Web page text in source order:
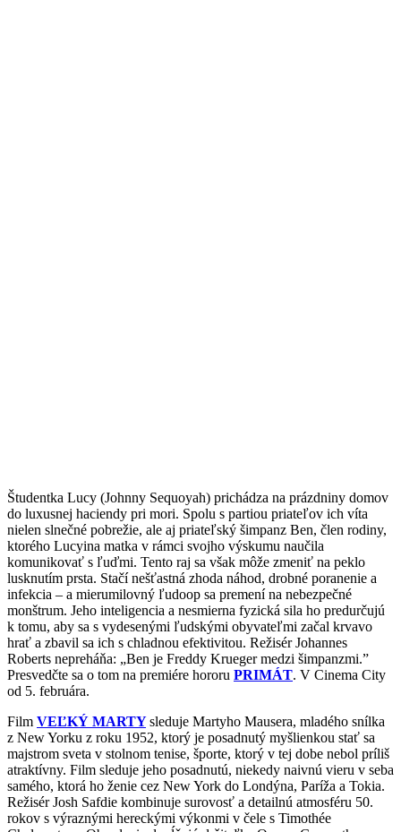
Študentka Lucy (Johnny Sequoyah) prichádza na prázdniny domov
do luxusnej haciendy pri mori. Spolu s partiou priateľov ich víta
nielen slnečné pobrežie, ale aj priateľský šimpanz Ben, člen rodiny,
ktorého Lucyina matka v rámci svojho výskumu naučila
komunikovať s ľuďmi. Tento raj sa však môže zmeniť na peklo
lusknutím prsta. Stačí nešťastná zhoda náhod, drobné poranenie a
infekcia – a mierumilovný ľudoop sa premení na nebezpečné
monštrum. Jeho inteligencia a nesmierna fyzická sila ho predurčujú
k tomu, aby sa s vydesenými ľudskými obyvateľmi začal krvavo
hrať a zbavil sa ich s chladnou efektivitou. Režisér Johannes
Roberts nepreháňa: „Ben je Freddy Krueger medzi šimpanzmi.”
Presvedčte sa o tom na premiére hororu PRIMÁT. V Cinema City
od 5. februára.
Film VEĽKÝ MARTY sleduje Martyho Mausera, mladého snílka
z New Yorku z roku 1952, ktorý je posadnutý myšlienkou stať sa
majstrom sveta v stolnom tenise, športe, ktorý v tej dobe nebol príliš
atraktívny. Film sleduje jeho posadnutú, niekedy naivnú vieru v seba
samého, ktorá ho ženie cez New York do Londýna, Paríža a Tokia.
Režisér Josh Safdie kombinuje surovosť a detailnú atmosféru 50.
rokov s výraznými hereckými výkonmi v čele s Timothée